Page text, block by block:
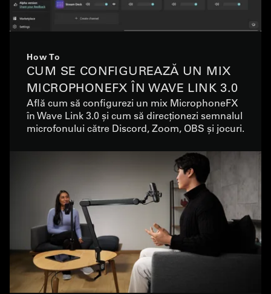
How To
CUM SE CONFIGUREAZĂ UN MIX
MICROPHONEFX ÎN WAVE LINK 3.0
Află cum să configurezi un mix MicrophoneFX
în Wave Link 3.0 și cum să direcționezi semnalul
microfonului către Discord, Zoom, OBS și jocuri.